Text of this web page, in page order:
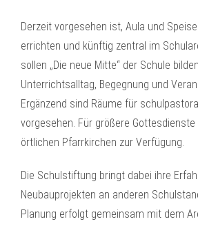
Derzeit vorgesehen ist, Aula und
errichten und künftig zentral im
sollen „Die neue Mitte“ der Schule
Unterrichtsalltag, Begegnung und
Ergänzend sind Räume für
vorgesehen. Für größere
örtlichen Pfarrkirchen zur Verfügung.
Die Schulstiftung bringt dabei ihre
Neubauprojekten an anderen
Planung erfolgt gemeinsam mit dem